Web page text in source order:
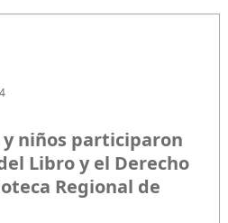
niños participaron
Libro y el Derecho
Regional de